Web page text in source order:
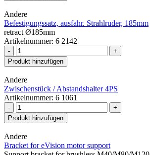
Andere
Befestigungssatz, ausfahr. Strahlruder, 185mm
retract Ø185mm
Artikelnummer: 6 2142
-
+
Produkt hinzufügen
Andere
Zwischenstück / Abstandshalter 4PS
Artikelnummer: 6 1061
-
+
Produkt hinzufügen
Andere
Bracket for eVision motor support